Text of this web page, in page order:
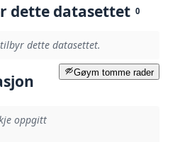
dette datasettet 0
dette datasettet.
Gøym tomme rader
oppgitt